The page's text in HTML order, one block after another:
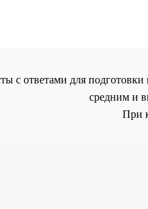
с ответами для
средним и
При